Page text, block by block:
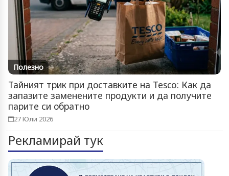
Полезно
Тайният трик при доставките на Tesco: Как да
запазите заменените продукти и да получите
парите си обратно
27 Юли 2026
Рекламирай тук